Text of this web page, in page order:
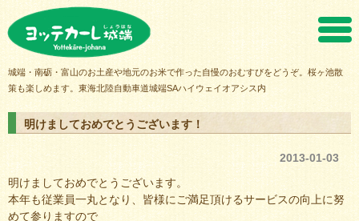
城端・南砺・富山のお土産や地元のお米で作った自慢のおむすびをどうぞ。桜ヶ池散
策も楽しめます。東海北陸自動車道城端SAハイウェイオアシス内
明けましておめでとうございます！
2013-01-03
明けましておめでとうございます。
本年も従業員一丸となり、皆様にご満足頂けるサービスの向上に努
めて参りますので